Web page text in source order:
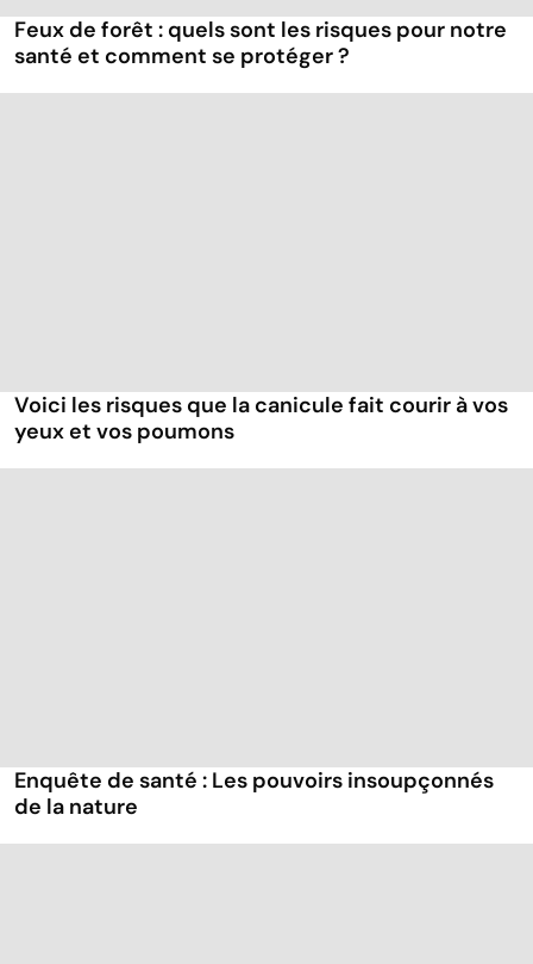
Feux de forêt : quels sont les risques pour notre
santé et comment se protéger ?
Voici les risques que la canicule fait courir à vos
yeux et vos poumons
Enquête de santé : Les pouvoirs insoupçonnés
de la nature